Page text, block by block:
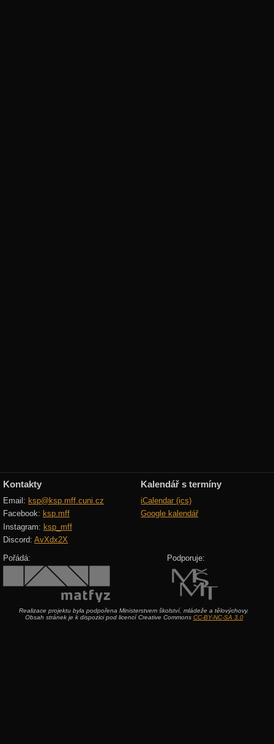
Kontakty
Email: ksp@ksp.mff.cuni.cz
Facebook: ksp.mff
Instagram: ksp_mff
Discord: AvXdx2X
Kalendář s termíny
iCalendar (ics)
Google kalendář
Pořádá: Podporuje:
Realizace projektu byla podpořena Ministerstvem školství, mládeže a tělovýchovy.
Obsah stránek je k dispozici pod licencí Creative Commons CC-BY-NC-SA 3.0